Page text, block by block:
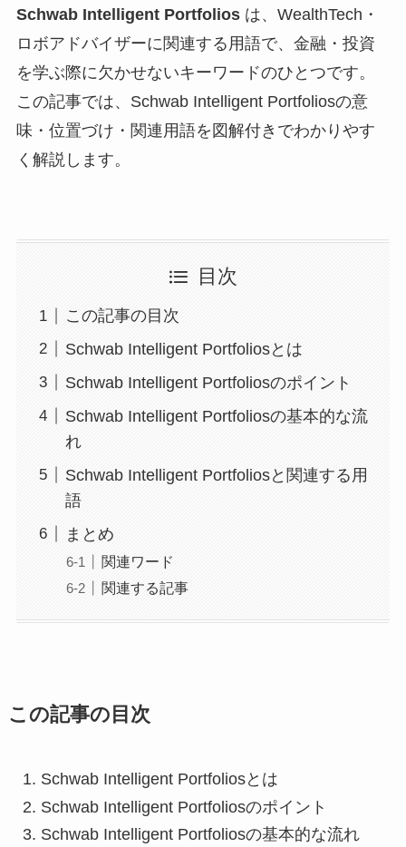
Schwab Intelligent Portfoliosは、WealthTech・
ロボアドバイザーに関連する用語で、金融・投資
を学ぶ際に欠かせないキーワードのひとつです。
この記事では、Schwab Intelligent Portfoliosの意
味・位置づけ・関連用語を図解付きでわかりやす
く解説します。
目次
この記事の目次
Schwab Intelligent Portfoliosとは
Schwab Intelligent Portfoliosのポイント
Schwab Intelligent Portfoliosの基本的な流
れ
Schwab Intelligent Portfoliosと関連する用
語
まとめ
関連ワード
関連する記事
この記事の目次
Schwab Intelligent Portfoliosとは
Schwab Intelligent Portfoliosのポイント
Schwab Intelligent Portfoliosの基本的な流れ